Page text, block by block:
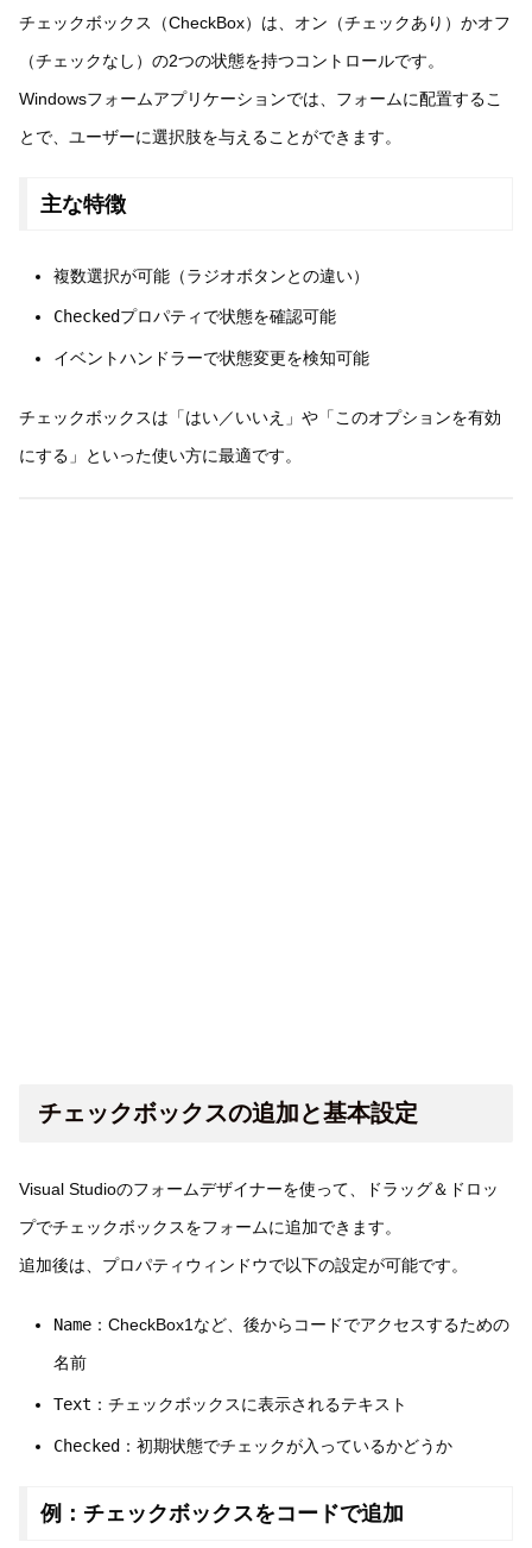
チェックボックス（CheckBox）は、オン（チェックあり）かオフ
（チェックなし）の2つの状態を持つコントロールです。
Windowsフォームアプリケーションでは、フォームに配置するこ
とで、ユーザーに選択肢を与えることができます。
主な特徴
複数選択が可能（ラジオボタンとの違い）
Checkedプロパティで状態を確認可能
イベントハンドラーで状態変更を検知可能
チェックボックスは「はい／いいえ」や「このオプションを有効
にする」といった使い方に最適です。
チェックボックスの追加と基本設定
Visual Studioのフォームデザイナーを使って、ドラッグ＆ドロッ
プでチェックボックスをフォームに追加できます。
追加後は、プロパティウィンドウで以下の設定が可能です。
Name：CheckBox1など、後からコードでアクセスするための
名前
Text ：チェックボックスに表示されるテキスト
Checked ：初期状態でチェックが入っているかどうか
例：チェックボックスをコードで追加